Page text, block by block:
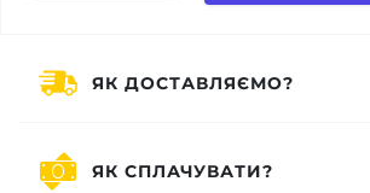
ЯК ДОСТАВЛЯЄМО?
ЯК СПЛАЧУВАТИ?